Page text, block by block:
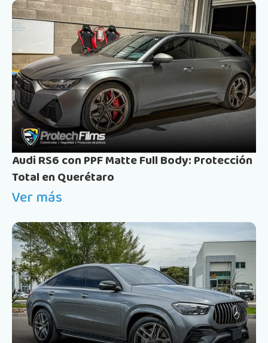
Audi RS6 con PPF Matte Full Body: Protección
Total en Querétaro
Ver más